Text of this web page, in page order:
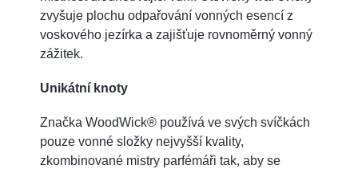
zvyšuje plochu odpařování vonných esencí z
voskového jezírka a zajišťuje rovnoměrný vonný
zážitek.
Unikátní knoty
Značka WoodWick® používá ve svých svíčkách
pouze vonné složky nejvyšší kvality,
zkombinované mistry parfémáři tak, aby se